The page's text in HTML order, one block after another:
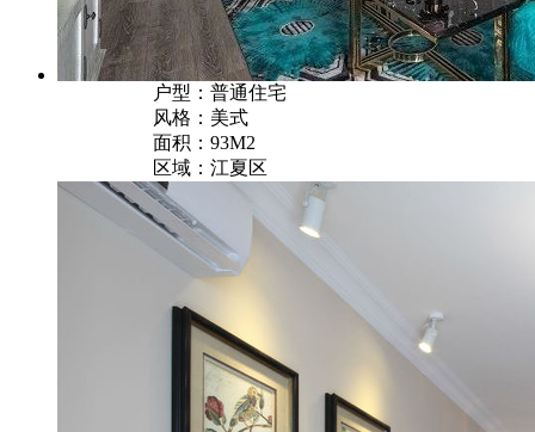
户型：普通住宅
风格：美式
面积：93M2
区域：江夏区